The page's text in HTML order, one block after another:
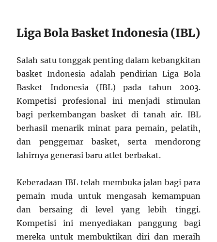
Liga Bola Basket Indonesia (IBL)
Salah satu tonggak penting dalam kebangkitan
basket Indonesia adalah pendirian Liga Bola
Basket Indonesia (IBL) pada tahun 2003.
Kompetisi profesional ini menjadi stimulan
bagi perkembangan basket di tanah air. IBL
berhasil menarik minat para pemain, pelatih,
dan penggemar basket, serta mendorong
lahirnya generasi baru atlet berbakat.
Keberadaan IBL telah membuka jalan bagi para
pemain muda untuk mengasah kemampuan
dan bersaing di level yang lebih tinggi.
Kompetisi ini menyediakan panggung bagi
mereka untuk membuktikan diri dan meraih